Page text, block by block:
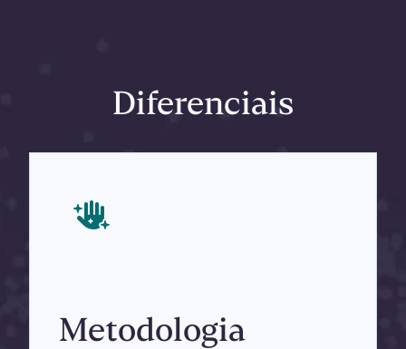
Diferenciais
Metodologia